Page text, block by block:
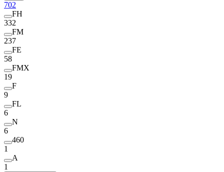
702
FH
332
FM
237
FE
58
FMX
19
F
9
FL
6
N
6
460
1
A
1